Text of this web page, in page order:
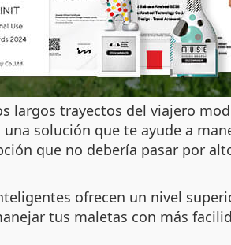
largos trayectos del viajero
solución que te ayude a
que no debería pasar por
ofrecen un nivel
tus maletas con más